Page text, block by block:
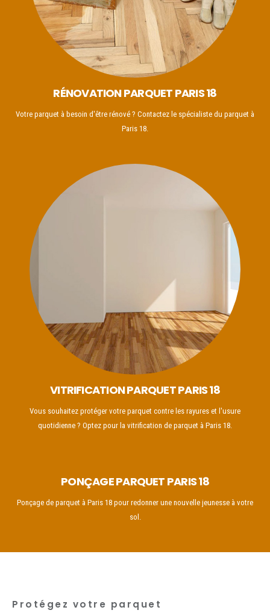
RÉNOVATION PARQUET PARIS 18
Votre parquet à besoin d'être rénové ? Contactez le spécialiste du parquet à
Paris 18.
VITRIFICATION PARQUET PARIS 18
Vous souhaitez protéger votre parquet contre les rayures et l'usure
quotidienne ? Optez pour la vitrification de parquet à Paris 18.
PONÇAGE PARQUET PARIS 18
Ponçage de parquet à Paris 18 pour redonner une nouvelle jeunesse à votre
sol.
Protégez votre parquet